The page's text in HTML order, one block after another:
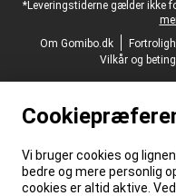
*Leveringstiderne gælder ikke
Om Gomibo.dk
Vilkår og
Vi bruger cookies og
bedre og mere personlig
cookies er altid aktive.